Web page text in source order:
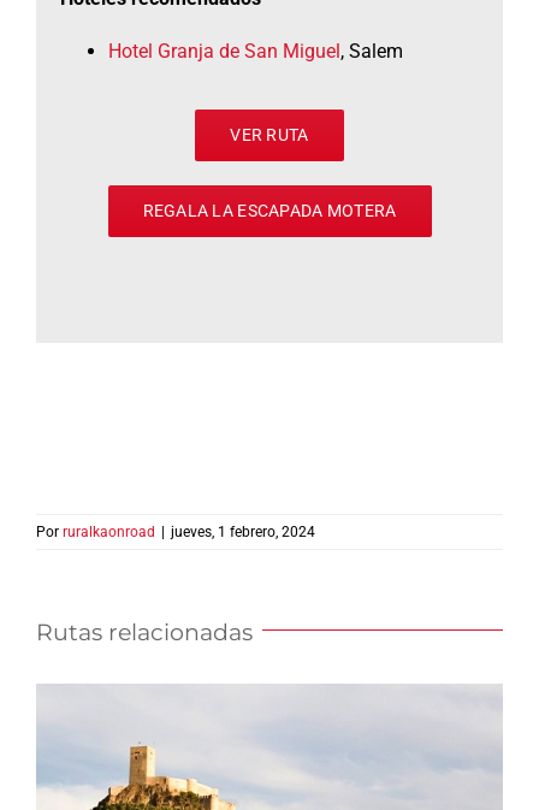
Hotel Granja de San Miguel, Salem
VER RUTA
REGALA LA ESCAPADA MOTERA
Por ruralkaonroad jueves, 1 febrero, 2024
Rutas relacionadas